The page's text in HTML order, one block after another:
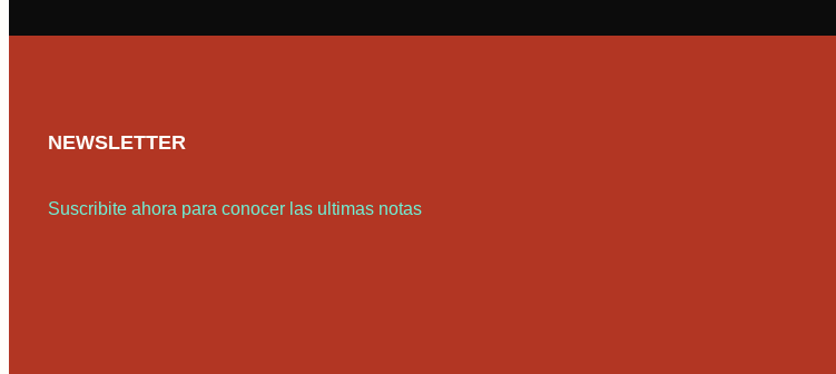
NEWSLETTER
Suscribite ahora para conocer las ultimas notas